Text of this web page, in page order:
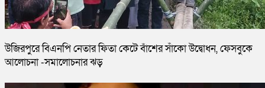
উজিরপুরে বিএনপি নেতার ফিতা কেটে বাঁশের সাঁকো উদ্বোধন, ফেসবুকে
আলোচনা -সমালোচনার ঝড়